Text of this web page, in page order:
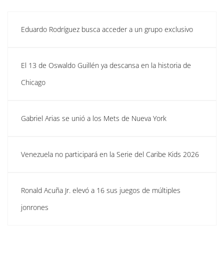
Eduardo Rodríguez busca acceder a un grupo exclusivo
El 13 de Oswaldo Guillén ya descansa en la historia de
Chicago
Gabriel Arias se unió a los Mets de Nueva York
Venezuela no participará en la Serie del Caribe Kids 2026
Ronald Acuña Jr. elevó a 16 sus juegos de múltiples
jonrones